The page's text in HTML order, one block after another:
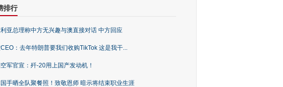
排行
亚总理称中方无兴趣与澳直接对话 中方回应
：去年特朗普要我们收购TikTok 这是我干...
军官宣：歼-20用上国产发动机！
手晒全队聚餐照！致敬恩师 暗示将结束职业生涯